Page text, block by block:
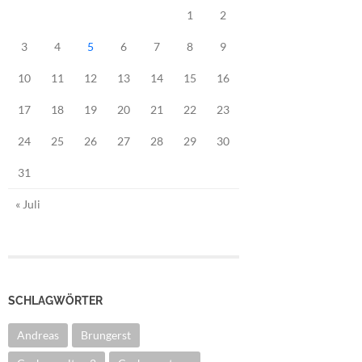
1 2
3 4 5 6 7 8 9
10 11 12 13 14 15 16
17 18 19 20 21 22 23
24 25 26 27 28 29 30
31
« Juli
SCHLAGWÖRTER
Andreas Brungerst